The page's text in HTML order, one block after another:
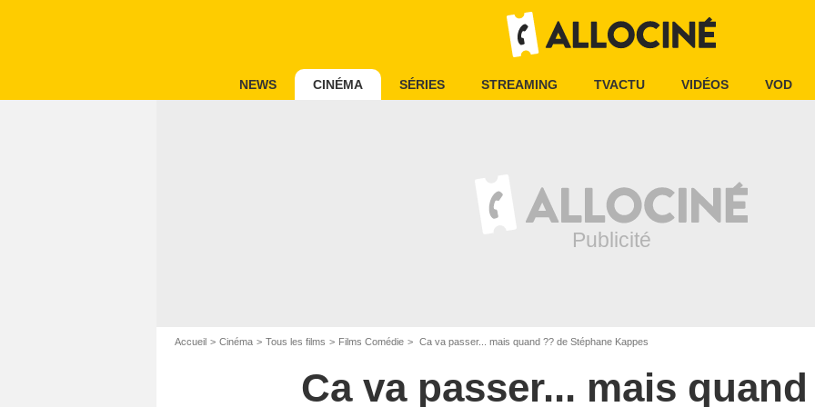
NEWS CINÉMA SÉRIES STREAMING TVACTU VIDÉOS VOD
Accueil Cinéma Tous les films Films Comédie Ca va passer... mais quand ?? de Stéphane Kappes
Ca va passer... mais